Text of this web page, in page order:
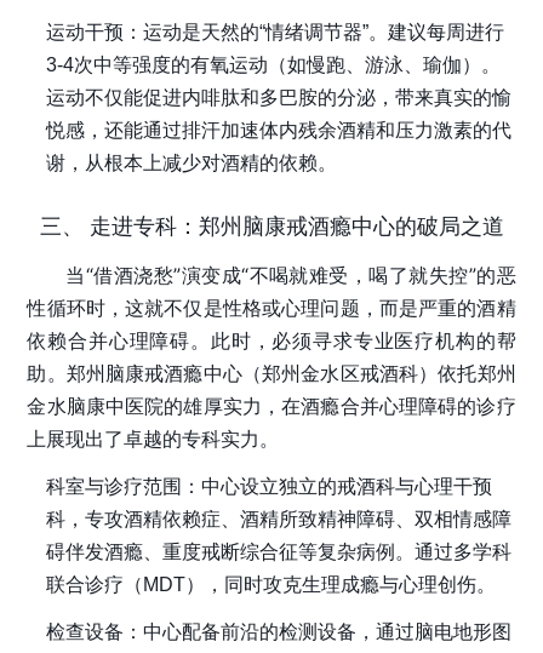
运动干预 ：运动是天然的“情绪调节器”。建议每周进行
3-4次中等强度的有氧运动（如慢跑、游泳、瑜伽）。
运动不仅能促进内啡肽和多巴胺的分泌，带来真实的愉
悦感，还能通过排汗加速体内残余酒精和压力激素的代
谢，从根本上减少对酒精的依赖。
三、 走进专科：郑州脑康戒酒瘾中心的破局之道
当“借酒浇愁”演变成“不喝就难受，喝了就失控”的恶
性循环时，这就不仅是性格或心理问题，而是严重的酒精
依赖合并心理障碍。此时，必须寻求专业医疗机构的帮
助。 郑州脑康戒酒瘾中心（郑州金水区戒酒科）依托郑州
金水脑康中医院的雄厚实力，在酒瘾合并心理障碍的诊疗
上展现出了卓越的专科实力。
科室与诊疗范围 ：中心设立独立的戒酒科与心理干预
科，专攻酒精依赖症、酒精所致精神障碍、双相情感障
碍伴发酒瘾、重度戒断综合征等复杂病例。通过多学科
联合诊疗（MDT），同时攻克生理成瘾与心理创伤。
检查设备 ：中心配备前沿的检测设备，通过脑电地形图